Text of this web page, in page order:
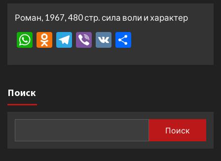
Роман, 1967, 480 стр. сила воли и характер
WhatsApp
Odnoklassniki
Telegram
Viber
VK
Поиск
Поиск